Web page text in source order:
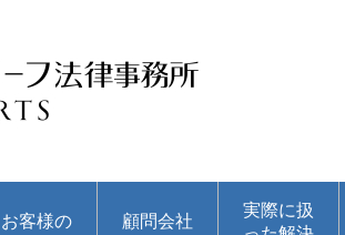
お客様の
顧問会社
実際に扱